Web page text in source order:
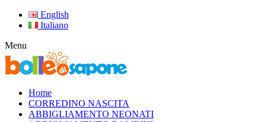
English
Italiano
Menu
Home
CORREDINO NASCITA
ABBIGLIAMENTO NEONATI